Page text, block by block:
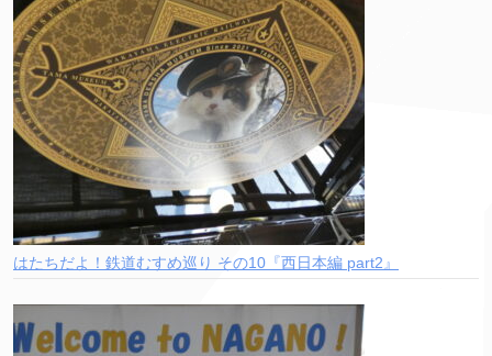
はたちだよ！鉄道むすめ巡り その10『西日本編 part2』